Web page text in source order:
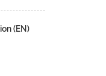
(EN)